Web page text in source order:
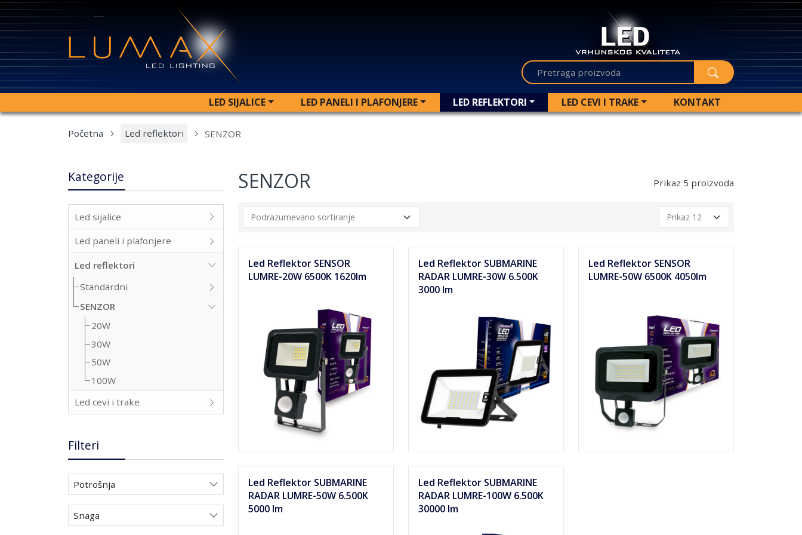
LED SIJALICE LED PANELI I PLAFONJERE LED REFLEKTORI LED CEVI I TRAKE KONTAKT
Početna Led reflektori SENZOR
SENZOR Prikaz 5 proizvoda
Led Reflektor SENSOR
LUMRE-20W 6500K 1620lm
Led Reflektor SUBMARINE
RADAR LUMRE-30W 6.500K
3000 lm
Led Reflektor SENSOR
LUMRE-50W 6500K 4050lm
Led Reflektor SUBMARINE
RADAR LUMRE-50W 6.500K
5000 lm
Led Reflektor SUBMARINE
RADAR LUMRE-100W 6.500K
30000 lm
Kategorije
Led sijalice
Led paneli i plafonjere
Led reflektori
Standardni
SENZOR
20W
30W
50W
100W
Led cevi i trake
Filteri
Potrošnja
Snaga